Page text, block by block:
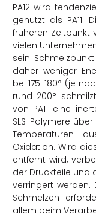
PA12 wird
genutzt als PA11.
früheren Zeitpunkt
vielen
sein
daher weniger
bei 175-180° (je
rund 200°
von PA11 eine
SLS-Polymere
Temperaturen
Oxidation. Wird
entfernt wird,
der Druckteile und
verringert werden.
Schmelzen
allem beim